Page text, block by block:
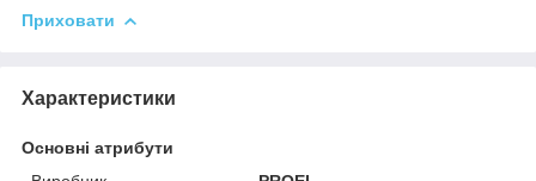
Приховати
Характеристики
Основні атрибути